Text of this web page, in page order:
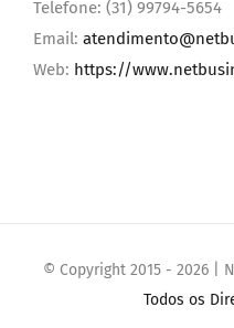
Telefone: (31) 99794-5654
Email:
Web: https://
© Copyright 2015 - 2026 |
Todos os